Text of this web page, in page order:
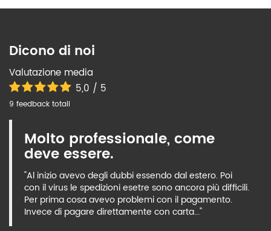
Dicono di noi
Valutazione media
5,0 / 5
9 feedback totali
Molto professionale, come
deve essere.
"Al inizio avevo degli dubbi essendo dal estero. Poi
con il virus le spedizioni esetre sono ancora più difficili.
Per prima cosa avevo problemi con il pagamento.
Invece di pagare direttamente con carta..."